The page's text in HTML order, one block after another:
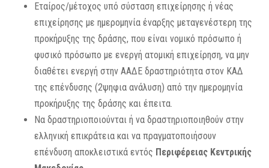
Εταίρος/μέτοχος υπό σύσταση επιχείρησης ή νέας
επιχείρησης με ημερομηνία έναρξης μεταγενέστερη της
προκήρυξης της δράσης, που είναι νομικό πρόσωπο ή
φυσικό πρόσωπο με ενεργή ατομική επιχείρηση, να μην
διαθέτει ενεργή στην ΑΑΔΕ δραστηριότητα στον ΚΑΔ
της επένδυσης (2ψηφια ανάλυση) από την ημερομηνία
προκήρυξης της δράσης και έπειτα.
Να δραστηριοποιούνται ή να δραστηριοποιηθούν στην
ελληνική επικράτεια και να πραγματοποιήσουν
επένδυση αποκλειστικά εντός Περιφέρειας Κεντρικής